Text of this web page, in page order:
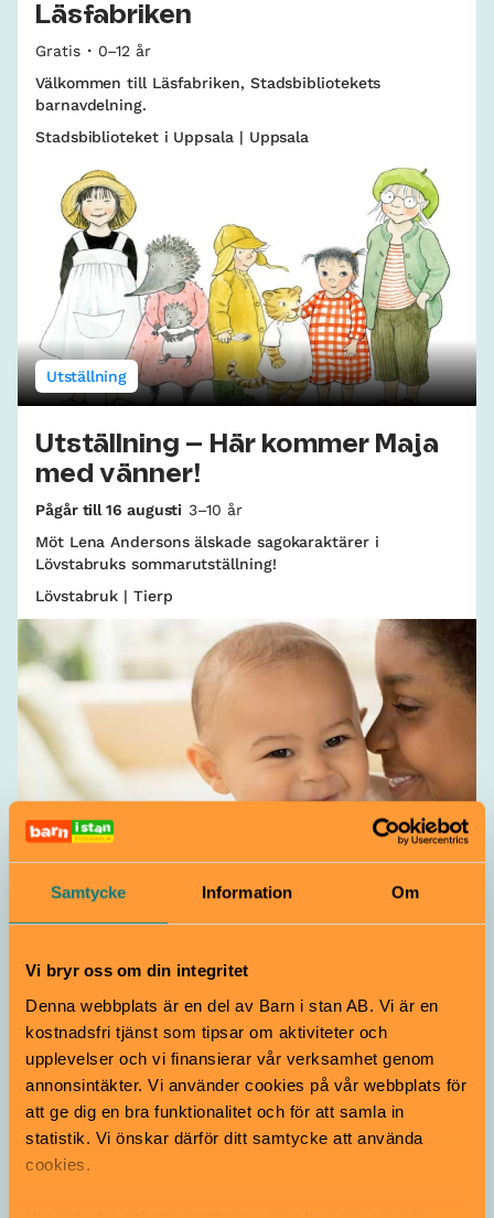
Samtycke Information Om
Vi bryr oss om din integritet
Denna webbplats är en del av Barn i stan AB. Vi är en
kostnadsfri tjänst som tipsar om aktiviteter och
upplevelser och vi finansierar vår verksamhet genom
annonsintäkter. Vi använder cookies på vår webbplats för
att ge dig en bra funktionalitet och för att samla in
statistik. Vi önskar därför ditt samtycke att använda
cookies.
Läsfabriken
Gratis
0–12 år
Välkommen till Läsfabriken, Stadsbibliotekets
barnavdelning.
Stadsbiblioteket i Uppsala | Uppsala
Utställning
Utställning – Här kommer Maja
med vänner!
Pågår till 16 augusti 3–10 år
Möt Lena Andersons älskade sagokaraktärer i
Lövstabruks sommarutställning!
Lövstabruk | Tierp
Sagostund
Babybokis
Välkomna till en läs- och lekstund för de allra minsta
Sävjabiblioteket | Uppsala